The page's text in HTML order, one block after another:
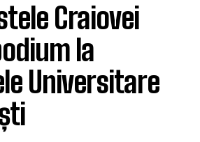
Craiovei
la
Universitare